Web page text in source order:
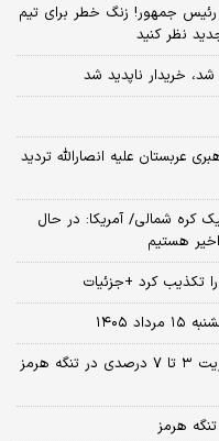
جمهور! زنگ خطر برای تیم
نظر کنید
عربستان علیه انصارالله تردید
کره شمالی/ آمریکا: در حال
هستیم
تکذیب کرد +جزئیات
۱۴۰۵
رویترز: ایران و عمان برای تعیین تعرفه ترانزیت ۳ تا ۷ درصدی در تنگه هرمز
هرمز